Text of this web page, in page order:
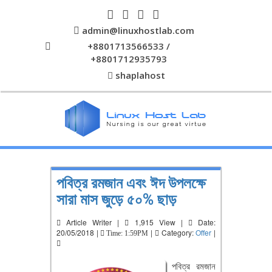
admin@linuxhostlab.com
+8801713566533 /
+8801712935793
shaplahost
পবিত্র রমজান এবং ঈদ উপলক্ষে
সারা মাস জুড়ে ৫০% ছাড়
Article Writer | 1,915 View |
Date:
20/05/2018 |
Time: 1:59PM | Category:Offer |
পবিত্র রমজান